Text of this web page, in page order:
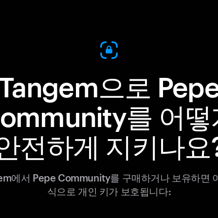
으로
를 어떻
전하게 지키나요
에서 Pepe Community를 구매하거나 보유하면
식으로 개인 키가 보호됩니다: